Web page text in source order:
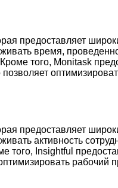
предоставляет
время,
того, Monitask
предоставляет
активность
того, Insightful
рабочий